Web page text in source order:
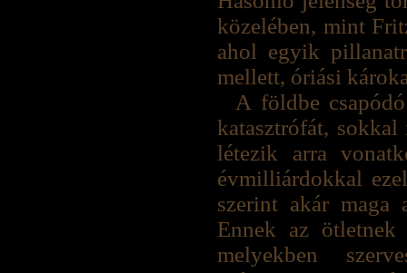
közelében, mint
ahol egyik
mellett, óriási
A földbe
katasztrófát,
létezik arra
évmilliárdokkal
szerint akár maga
Ennek az
melyekben